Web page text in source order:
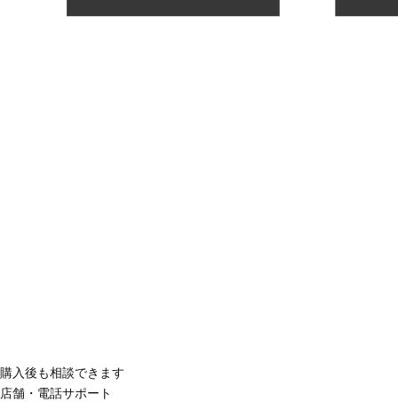
購入後も相談できます
店舗・電話サポート